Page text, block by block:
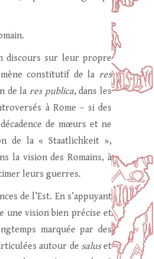
discours sur leur propre
constitutif de la res
de lares publica, dans les
à Rome – si des
de mœurs et ne
de la « Staatlichkeit »,
la vision des Romains, à
leurs guerres.
de l’Est. En s’appuyant
une vision bien précise et
marquée par des
autour de saluset